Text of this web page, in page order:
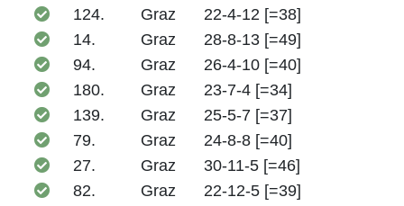
124.
Graz
22-4-12 [=38]
14.
Graz
28-8-13 [=49]
94.
Graz
26-4-10 [=40]
180.
Graz
23-7-4 [=34]
139.
Graz
25-5-7 [=37]
79.
Graz
24-8-8 [=40]
27.
Graz
30-11-5 [=46]
82.
Graz
22-12-5 [=39]